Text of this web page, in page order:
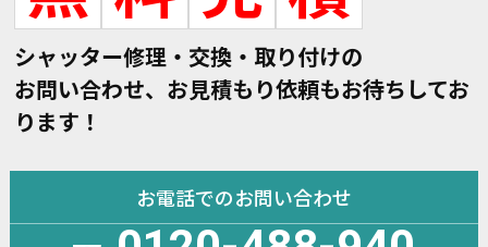
シャッター修理・交換・取り付けの
お問い合わせ、お見積もり依頼もお待ちしてお
ります！
お電話でのお問い合わせ